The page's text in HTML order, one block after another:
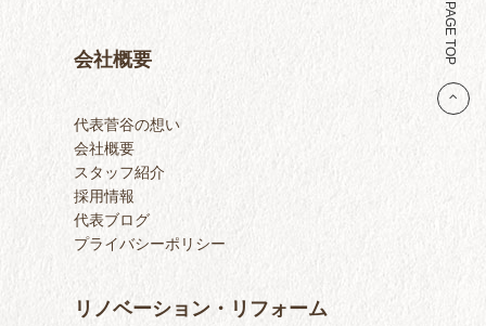
PAGE TOP
会社概要
代表菅谷の想い
会社概要
スタッフ紹介
採用情報
代表ブログ
プライバシーポリシー
リノベーション・リフォーム